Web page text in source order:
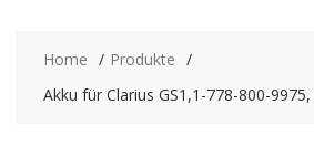
Home
Produkte
Akku für Clarius GS1,1-778-800-